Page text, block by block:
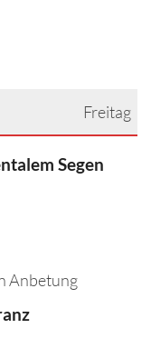
Freitag
Segen
Anbetung